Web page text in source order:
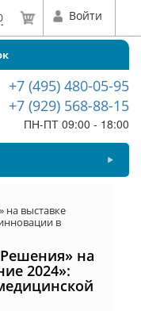
Войти
+7 (495) 480-05-95
+7 (929) 568-88-15
ПН-ПТ 09:00 - 18:00
выставке
в
на
2024»: